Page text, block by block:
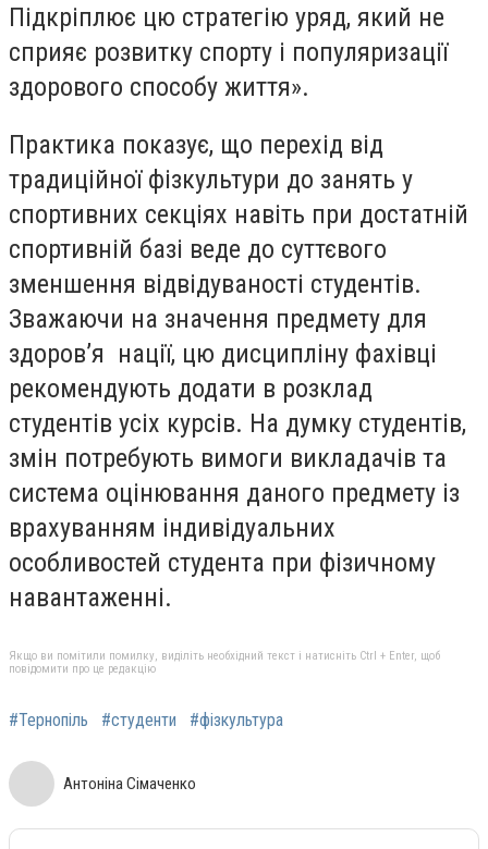
Підкріплює цю стратегію уряд, який не
сприяє розвитку спорту і популяризації
здорового способу життя».
Практика показує, що перехід від
традиційної фізкультури до занять у
спортивних секціях навіть при достатній
спортивній базі веде до суттєвого
зменшення відвідуваності студентів.
Зважаючи на значення предмету для
здоров’я нації, цю дисципліну фахівці
рекомендують додати в розклад
студентів усіх курсів. На думку студентів,
змін потребують вимоги викладачів та
система оцінювання даного предмету із
врахуванням індивідуальних
особливостей студента при фізичному
навантаженні.
Якщо ви помітили помилку, виділіть необхідний текст і натисніть Ctrl + Enter, щоб
повідомити про це редакцію
#Тернопіль #студенти #фізкультура
Антоніна Сімаченко